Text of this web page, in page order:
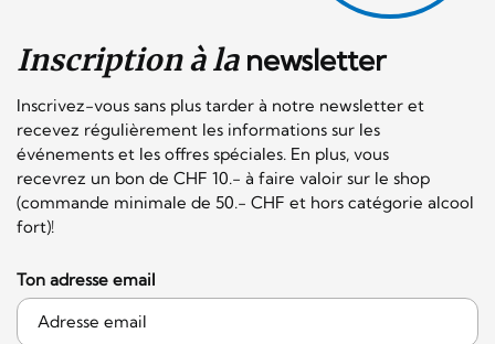
Inscription à lanewsletter
Inscrivez-vous sans plus tarder à notre newsletter et
recevez régulièrement les informations sur les
événements et les offres spéciales. En plus, vous
recevrez un bon de CHF 10.- à faire valoir sur le shop
(commande minimale de 50.- CHF et hors catégorie alcool
fort)!
Ton adresse email